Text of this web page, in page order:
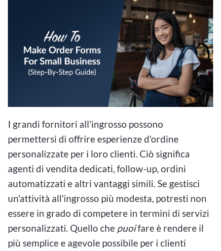
I grandi fornitori all'ingrosso possono
permettersi di offrire esperienze d'ordine
personalizzate per i loro clienti. Ciò significa
agenti di vendita dedicati, follow-up, ordini
automatizzati e altri vantaggi simili. Se gestisci
un'attività all'ingrosso più modesta, potresti non
essere in grado di competere in termini di servizi
personalizzati. Quello che puoifare è rendere il
più semplice e agevole possibile per i clienti